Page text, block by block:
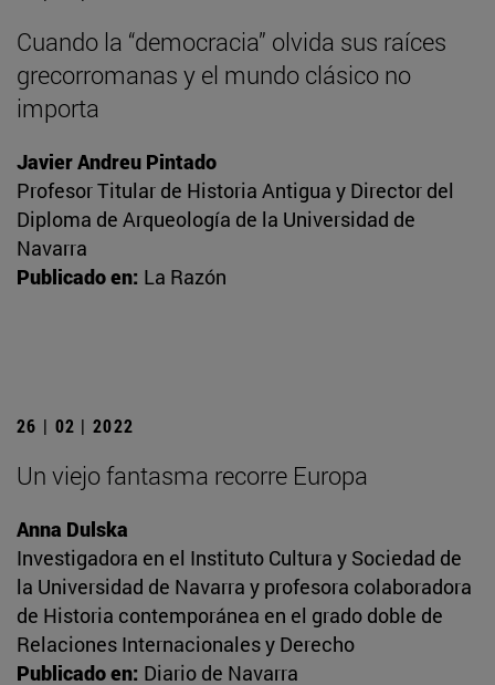
Cuando la “democracia” olvida sus raíces
grecorromanas y el mundo clásico no
importa
Javier Andreu Pintado
Profesor Titular de Historia Antigua y Director del
Diploma de Arqueología de la Universidad de
Navarra
Publicado en: La Razón
26 | 02 | 2022
Un viejo fantasma recorre Europa
Anna Dulska
Investigadora en el Instituto Cultura y Sociedad de
la Universidad de Navarra y profesora colaboradora
de Historia contemporánea en el grado doble de
Relaciones Internacionales y Derecho
Publicado en: Diario de Navarra